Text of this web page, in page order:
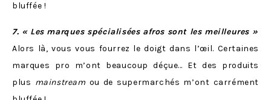
bluffée !
7. « Les marques spécialisées afros sont les meilleures »
Alors là, vous vous fourrez le doigt dans l’œil. Certaines
marques pro m’ont beaucoup déçue… Et des produits
plus mainstream ou de supermarchés m’ont carrément